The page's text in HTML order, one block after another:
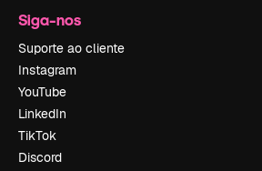
Siga-nos
Suporte ao cliente
Instagram
YouTube
LinkedIn
TikTok
Discord